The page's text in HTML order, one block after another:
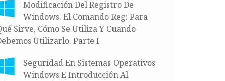
Modificación Del Registro De
Windows. El Comando Reg: Para
Sirve, Cómo Se Utiliza Y Cuando
Utilizarlo. Parte I
Seguridad En Sistemas Operativos
Windows E Introducción Al